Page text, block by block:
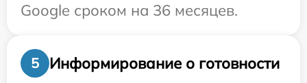
Google сроком на 36 месяцев.
5
Информирование о готовности